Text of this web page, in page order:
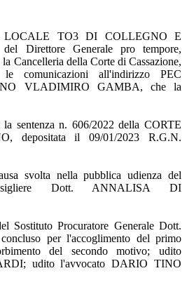
LOCALE TO3 DI COLLEGNO E
Direttore Generale pro tempore,
Cancelleria della Corte di Cassazione,
comunicazioni all'indirizzo PEC
VLADIMIRO GAMBA, che la
sentenza n. 606/2022 della CORTE
depositata il 09/01/2023 R.G.N.
svolta nella pubblica udienza del
Dott. ANNALISA DI
Sostituto Procuratore Generale Dott.
per l'accoglimento del primo
del secondo motivo; udito
udito l'avvocato DARIO TINO